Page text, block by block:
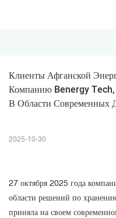
Клиенты Афганской
Компанию Benergy Tech,
В Области Современных
2025-10-30
27 октября 2025 года
области решений по
приняла на своем